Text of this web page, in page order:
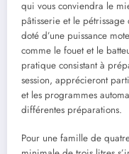
qui vous conviendra le
pâtisserie et le
doté d’une puissance
comme le fouet et le
pratique consistant à
session, apprécieront
et les programmes
différentes préparations.
Pour une famille de